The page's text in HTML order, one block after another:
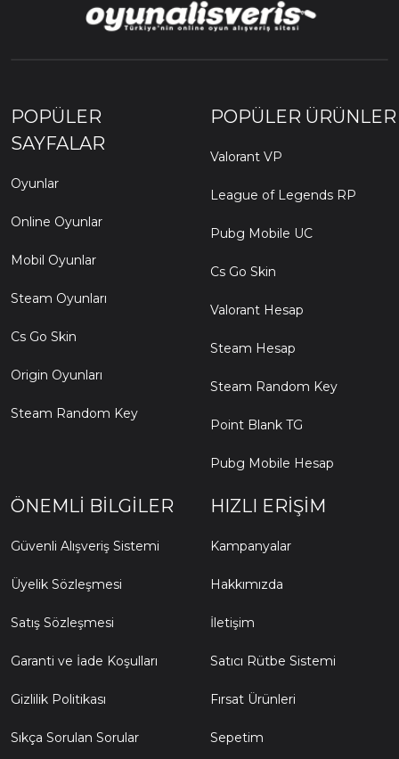
POPÜLER
SAYFALAR
Oyunlar
Online Oyunlar
Mobil Oyunlar
Steam Oyunları
Cs Go Skin
Origin Oyunları
Steam Random Key
POPÜLER ÜRÜNLER
Valorant VP
League of Legends RP
Pubg Mobile UC
Cs Go Skin
Valorant Hesap
Steam Hesap
Steam Random Key
Point Blank TG
Pubg Mobile Hesap
ÖNEMLI BILGILER
Güvenli Alışveriş Sistemi
Üyelik Sözleşmesi
Satış Sözleşmesi
Garanti ve İade Koşulları
Gizlilik Politikası
Sıkça Sorulan Sorular
HIZLI ERIŞIM
Kampanyalar
Hakkımızda
İletişim
Satıcı Rütbe Sistemi
Fırsat Ürünleri
Sepetim